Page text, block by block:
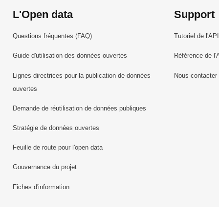
L'Open data
Questions fréquentes (FAQ)
Guide d'utilisation des données ouvertes
Lignes directrices pour la publication de données
ouvertes
Demande de réutilisation de données publiques
Stratégie de données ouvertes
Feuille de route pour l'open data
Gouvernance du projet
Fiches d'information
Support
Tutoriel de l'API
Référence de
Nous contacter